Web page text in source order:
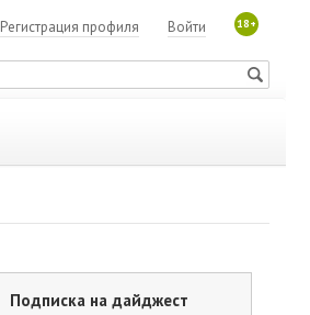
18+
Войти
Регистрация профиля
Подписка на дайджест